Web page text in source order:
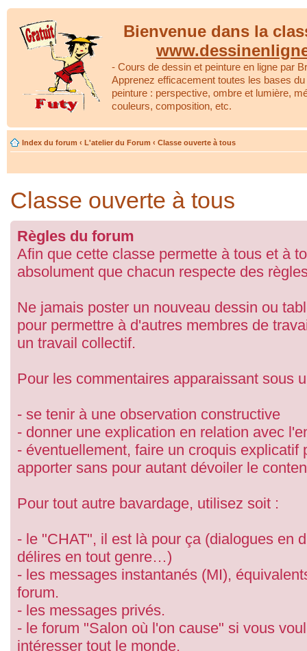
Bienvenue dans la
- Cours de dessin et peinture en ligne par
Apprenez efficacement toutes les bases
peinture : perspective, ombre et lumière,
couleurs, composition, etc.
Index du forum ‹ L'atelier du Forum ‹ Classe ouverte à tous
Classe ouverte à tous
Règles du forum
Afin que cette classe permette à tous et à
absolument que chacun respecte des
Ne jamais poster un nouveau dessin ou
pour permettre à d'autres membres de
un travail collectif.
Pour les commentaires apparaissant sous
- se tenir à une observation constructive
- donner une explication en relation avec
- éventuellement, faire un croquis explicatif
apporter sans pour autant dévoiler le
Pour tout autre bavardage, utilisez soit :
- le "CHAT", il est là pour ça (dialogues en
délires en tout genre…)
- les messages instantanés (MI),
forum.
- les messages privés.
- le forum "Salon où l'on cause" si vous
intéresser tout le monde.